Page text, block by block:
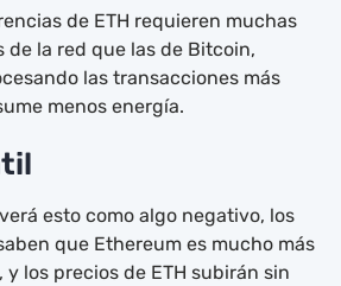
de ETH requieren muchas
de la red que las de Bitcoin,
las transacciones más
menos energía.
esto como algo negativo, los
que Ethereum es mucho más
los precios de ETH subirán sin